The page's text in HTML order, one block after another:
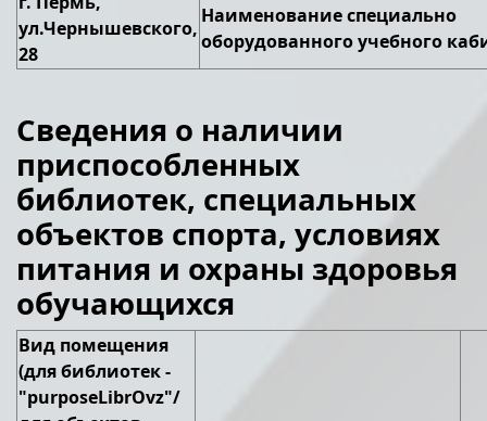
ул.Чернышевского,
28
Наименование специально
оборудованного учебного
Сведения о наличии
приспособленных
библиотек, специальных
объектов спорта, условиях
питания и охраны здоровья
обучающихся
Вид помещения
(для библиотек -
"purposeLibrOvz"/